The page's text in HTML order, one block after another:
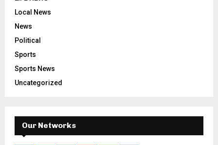
Local News
News
Political
Sports
Sports News
Uncategorized
Our Networks